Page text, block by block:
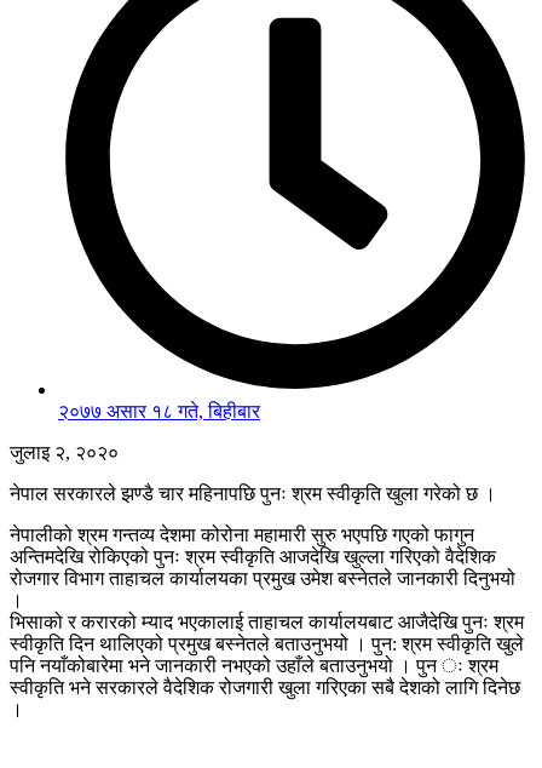
२०७७ असार १८ गते, बिहीबार
जुलाइ २, २०२०
नेपाल सरकारले झण्डै चार महिनापछि पुनः श्रम स्वीकृति खुला गरेको छ ।
नेपालीको श्रम गन्तव्य देशमा कोरोना महामारी सुरु भएपछि गएको फागुन
अन्तिमदेखि रोकिएको पुनः श्रम स्वीकृति आजदेखि खुल्ला गरिएको वैदेशिक
रोजगार विभाग ताहाचल कार्यालयका प्रमुख उमेश बस्नेतले जानकारी दिनुभयो
।
भिसाको र करारको म्याद भएकालाई ताहाचल कार्यालयबाट आजैदेखि पुनः श्रम
स्वीकृति दिन थालिएको प्रमुख बस्नेतले बताउनुभयो । पुन: श्रम स्वीकृति खुले
पनि नयाँकोबारेमा भने जानकारी नभएको उहाँले बताउनुभयो । पुन ः श्रम
स्वीकृति भने सरकारले वैदेशिक रोजगारी खुला गरिएका सबै देशको लागि दिनेछ
।